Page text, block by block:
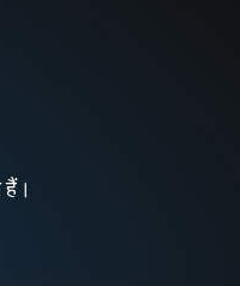
हैं।